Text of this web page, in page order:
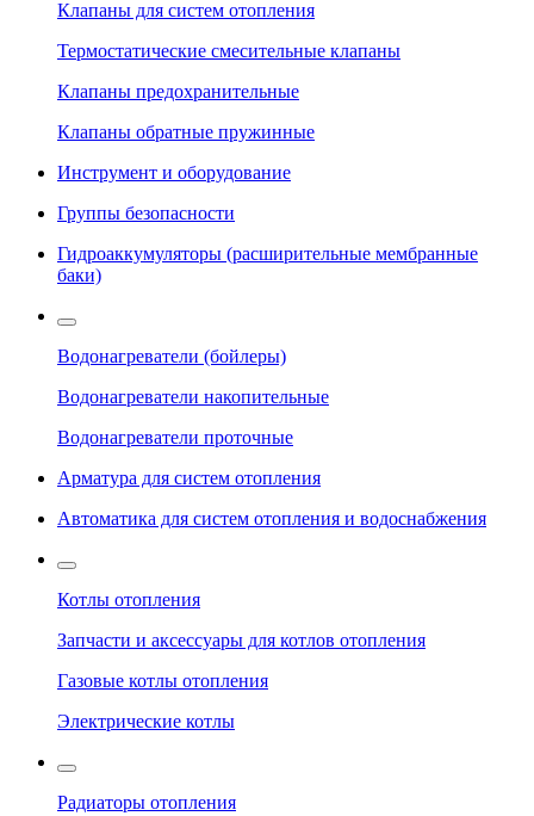
Клапаны для систем отопления
Термостатические смесительные клапаны
Клапаны предохранительные
Клапаны обратные пружинные
Инструмент и оборудование
Группы безопасности
Гидроаккумуляторы (расширительные мембранные
баки)
Водонагреватели (бойлеры)
Водонагреватели накопительные
Водонагреватели проточные
Арматура для систем отопления
Автоматика для систем отопления и водоснабжения
Котлы отопления
Запчасти и аксессуары для котлов отопления
Газовые котлы отопления
Электрические котлы
Радиаторы отопления